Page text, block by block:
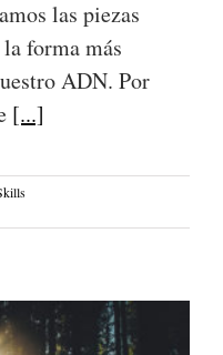
las piezas
forma más
ADN. Por
[...]